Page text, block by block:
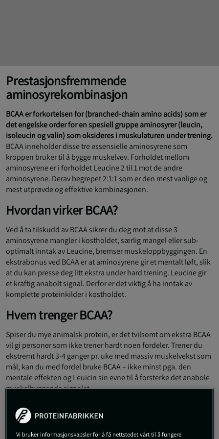
Prestasjonsfremmende
aminosyrekombinasjon
BCAA er forkortelsen for (branched-chain amino acids) som er
det engelske order for en spesiell gruppe aminosyrer (leucin,
isoleucin og valin) som oksideres i muskulaturen under trening.
BCAA inneholder disse tre essensielle aminosyrene som
kroppen bruker til å bygge muskelvev. Forholdet mellom
aminosyrene er i forholdet Leucine 2 til 1 mot de andre
aminosyrene. Derav begrepet 2:1:1 som er den mest vanlige og
mest utprøvde og effektive kombinasjonen.
Hvordan virker BCAA?
Ved å ta tilskudd av BCAA sikrer du deg mot at disse 3
aminosyrene mangler i kostholdet, særlig mangel eller sub-
optimalt inntak av Leucine, bremser muskeloppbyggingen. En
ekstrabonus ved BCAA er at aminosyrene gir et mentalt løft, slik
at du kan presse deg litt ekstra under hard trening. Leucine gir
et kraftig anabolt signal. Derfor er det viktig å ha inntak av
komplette proteinkilder i kostholdet.
Hvem trenger BCAA?
Spiser du mye animalsk protein, er det tvilsomt om ekstra BCAA
vil gi personer som ikke trener hardt noen fordeler. Trener du
ekstremt hardt 3-4 ganger pr. uke med massiv muskelvekst som
mål, kan du med fordel bruke BCAA – ikke minst pga. den
mentale effekten og Leuicin sin evne til å forsterke det anabole
muskelbyggende signalet.
Når skal du innta BCAA?
Vi bruker informasjonskapsler for å få nettstedet vårt til å fungere